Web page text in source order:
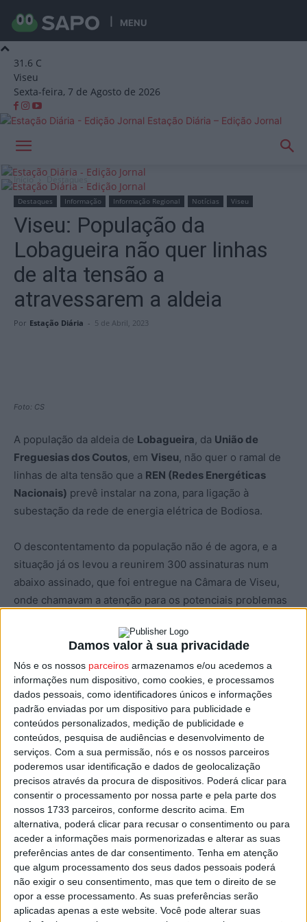
Damos valor à sua privacidade
Nós e os nossos parceiros armazenamos e/ou acedemos a
informações num dispositivo, como cookies, e processamos
dados pessoais, como identificadores únicos e informações
padrão enviadas por um dispositivo para publicidade e
conteúdos personalizados, medição de publicidade e
conteúdos, pesquisa de audiências e desenvolvimento de
serviços. Com a sua permissão, nós e os nossos parceiros
poderemos usar identificação e dados de geolocalização
precisos através da procura de dispositivos. Poderá clicar para
consentir o processamento por nossa parte e pela parte dos
nossos 1733 parceiros, conforme descrito acima. Em
alternativa, poderá clicar para recusar o consentimento ou para
aceder a informações mais pormenorizadas e alterar as suas
preferências antes de dar consentimento. Tenha em atenção
que algum processamento dos seus dados pessoais poderá
não exigir o seu consentimento, mas que tem o direito de se
opor a esse processamento. As suas preferências serão
aplicadas apenas a este website. Você pode alterar suas
MENU
31.6 C
Viseu
Sexta-feira, 7 de Agosto de 2026
Estação Diária – Edição Jornal
Início Destaques
Destaques Informação Informação Regional Notícias Viseu
Viseu: População da
Lobagueira não quer linhas
de alta tensão a
atravessarem a aldeia
Por Estação Diária - 5 de Abril, 2023
Foto: CS
A população da aldeia de Lobagueira, da União de
Freguesias dos Coutos, em Viseu, não quer o ramal de
linhas de alta tensão que a REN (Redes Energéticas
Nacionais) prevê instalar na zona, para ligação à
subestação da rede de energia elétrica de Bodiosa.
O descontentamento da população não é de agora, e a
situação já os levou a reunirem 300 assinaturas num
abaixo assinado, que foi entregue na Câmara de Viseu,
onde chamavam a atenção para os potenciais problemas
campo eletromagnético gerado por este tipo de
instalações de redes de muito alta tensão.
Lembram que esse descontentamento já levou a REN a
alterar o projeto inicial, mas a solução apresentada está
longe de corresponder aos anseios da população,
lembrando que, apesar de não passar sobre a zona
habitada, irá passar sobre terrenos agrícolas cultivados e
zonas de pastorícia.
A comissão de habitantes da Lobagueira quer que o
projeto seja novamente revisto pela REN mas a empresa
alega que está a rota apresentada é a possível para
satisfazer os desejos da população e também cumprir o
que foi ditado pelo estudo de impacto ambiental.